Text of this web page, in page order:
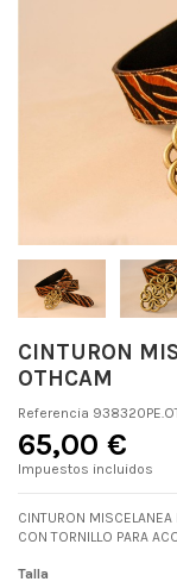
CINTURON
OTHCAM
Referencia
65,00 €
Impuestos incluidos
CINTURON MISCELANEA
CON TORNILLO PARA
Talla